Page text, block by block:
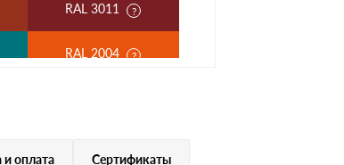
RAL 3011
RAL 2004
и оплата Сертификаты